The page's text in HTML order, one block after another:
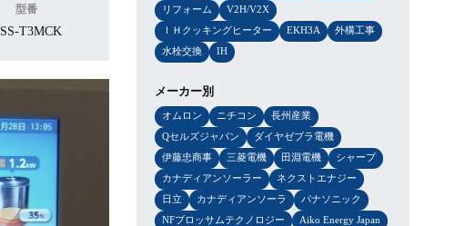
型番
T3MCK
リフォーム
V2H/V2X
ＩＨクッキングヒーター
EKH3A
外構工事
水栓交換
IH
メーカー別
オムロン ニチコン
長州産業
Qセルズジャパン
ダイヤゼブラ電機
伊藤忠商事
三菱電機 田淵電機
シャープ
カナディアンソーラー
ネクストエナジー
日立
カナディアンソーラ
パナソニック
NFブロッサムテクノロジー
Aiko Energy Japan